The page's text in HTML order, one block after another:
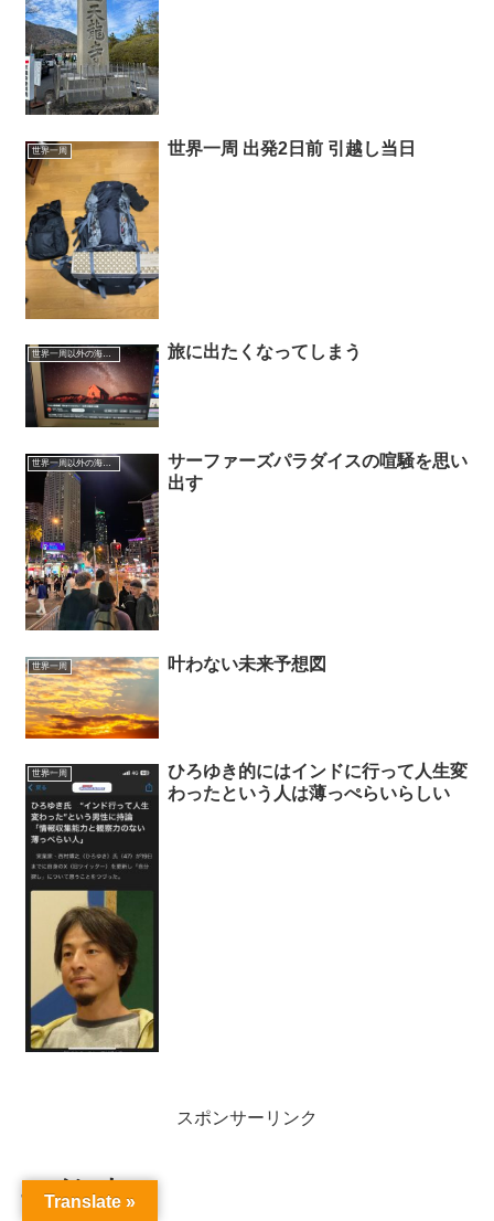
世界一周 世界一周 出発2日前 引越し当日
世界一周以外の海外旅行記 旅に出たくなってしまう
世界一周以外の海外旅行記
サーファーズパラダイスの喧騒を思い
出す
世界一周 叶わない未来予想図
世界一周
ひろゆき的にはインドに行って人生変
わったという人は薄っぺらいらしい
スポンサーリンク
コメント
Translate »